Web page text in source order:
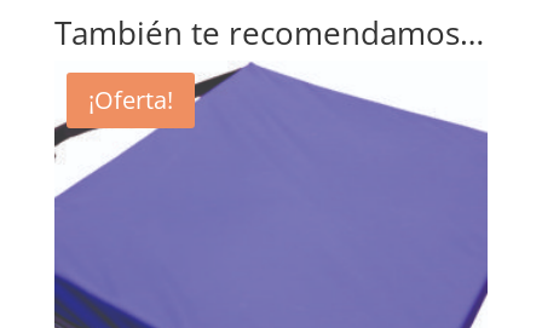
También te recomendamos…
¡Oferta!